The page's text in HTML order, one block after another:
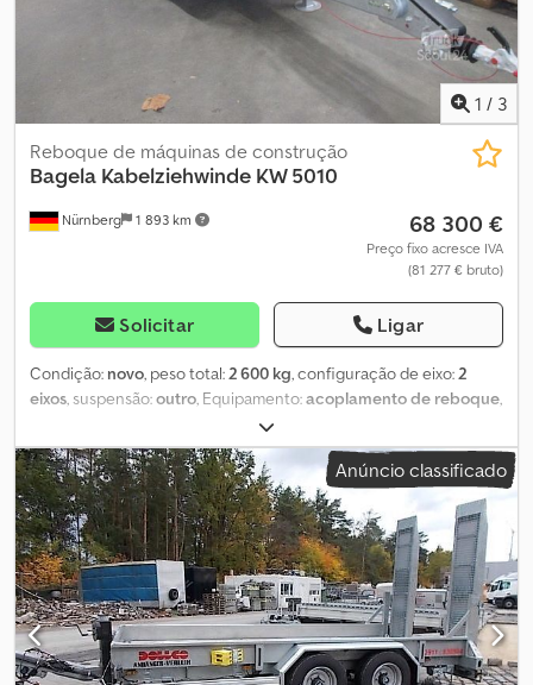
1 / 3
Nürnberg 1 893 km
Reboque de máquinas de construção
Bagela Kabelziehwinde KW 5010
68 300 €
Preço fixo acresce IVA
(81 277 € bruto)
Solicitar Ligar
Condição: novo, peso total: 2 600 kg, configuração de eixo: 2
eixos , suspensão:outro , Equipamento:acoplamento de reboque
Guincho para cabos Bagela KW 5010 Comprimento = 4800 mm,
largura = 1600 mm, altura = 1450 mm Peso 1450 kg Eixo tandem
com freio Tirante de altura ajustável Carcaça plástica trancável
Motor de 4 cilindros, LDW 10, 23 kW, diesel Transmissão hidráulica
1000 metros de cabo de aço, diâmetro = 12 mm Força de tração
máxima 50 kN Velocidade de tração 30 m/min Dispositivo
antitorção com parada de cabo Operação por tela sensível ao
toque Impressora térmica Dcjdpfjiv D Rvox Aazek Velocidade de
tração ajustável continuamente por válvula proporcional Na
traseira, 2 suportes extensíveis Vários extras disponíveis sob
consulta Frete e custos de documentação: 1.380,00 euros
Anúncio classificado